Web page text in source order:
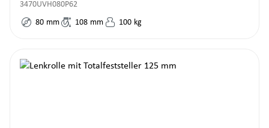
3470UVH080P62
80 mm 108 mm 100 kg